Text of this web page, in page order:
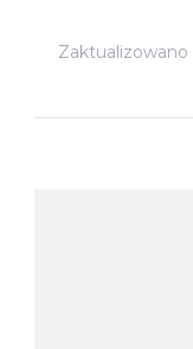
Zaktualizowano